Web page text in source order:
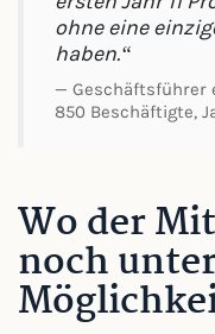
ohne eine
haben.“
— Geschäftsführer
850 Beschäftigte,
Wo der
noch